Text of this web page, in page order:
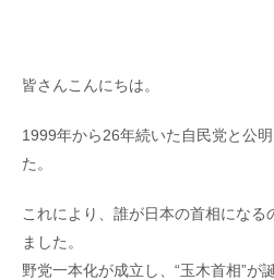
皆さんこんにちは。
1999年から26年続いた自民党と公
た。
これにより、誰が日本の首相になる
ました。
野党一本化が成立し、“玉木首相”が